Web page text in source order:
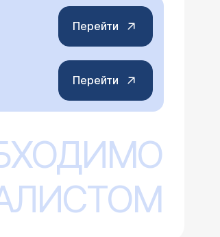
Перейти
Перейти